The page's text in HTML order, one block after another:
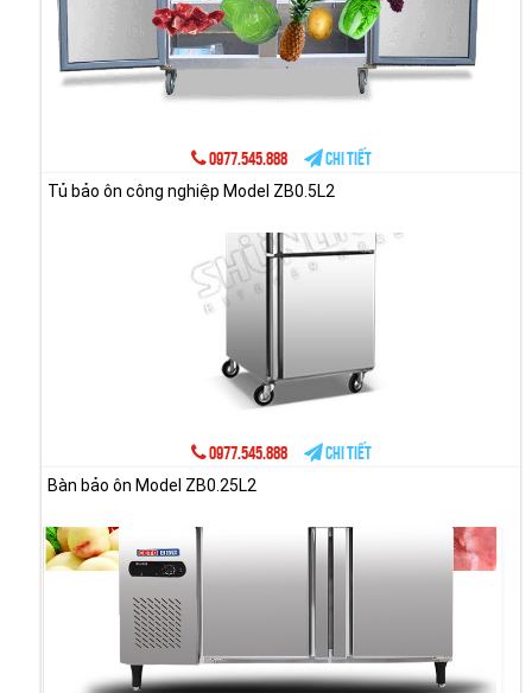
0977.545.888
Chi tiết
Tủ bảo ôn công nghiệp Model ZB0.5L2
0977.545.888
Chi tiết
Bàn bảo ôn Model ZB0.25L2